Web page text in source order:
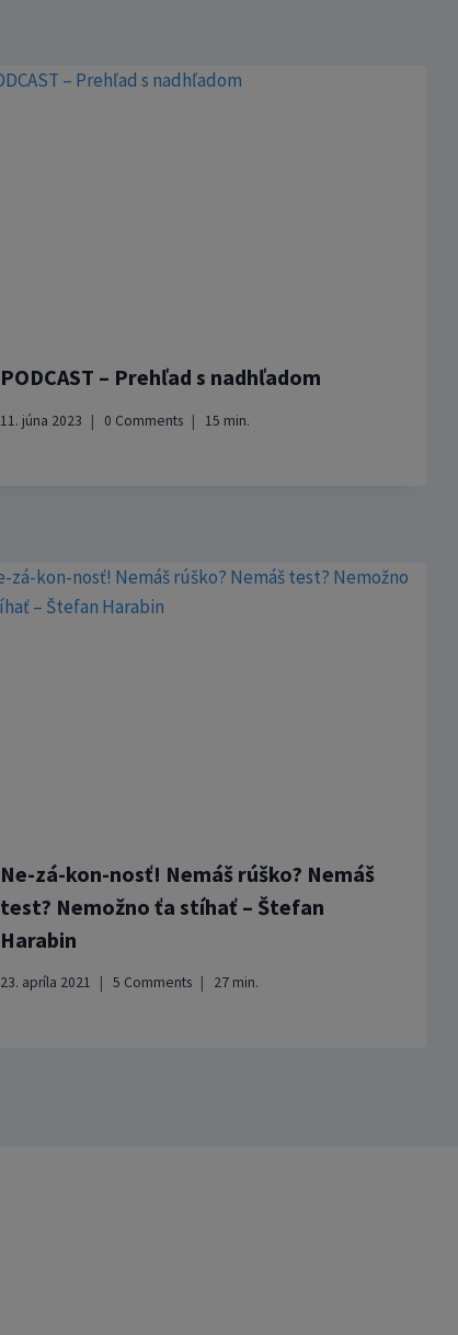
PODCAST – Prehľad s nadhľadom
11. júna 2023 0 Comments 15 min.
Ne-zá-kon-nosť! Nemáš rúško? Nemáš
test? Nemožno ťa stíhať – Štefan
Harabin
23. apríla 2021 5 Comments 27 min.